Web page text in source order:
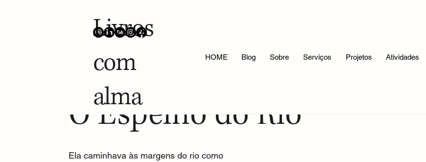
Livros
com
alma
HOME Blog Sobre Serviços Projetos Atividades
Reflexões Filosóficas A Mitologia e Eu Meus Trabalhos
O Espelho do Rio
30 de jul. de 2025
Ela caminhava às margens do rio como